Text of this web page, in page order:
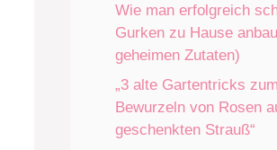
Wie man erfolgreich
Gurken zu Hause
geheimen Zutaten)
„3 alte Gartentricks zum
Bewurzeln von Rosen
geschenkten Strauß“